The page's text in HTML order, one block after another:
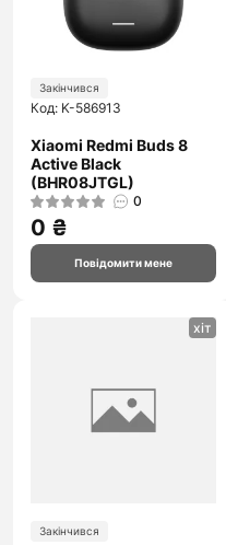
Закінчився
Код: K-586913
Xiaomi Redmi Buds 8
Active Black
(BHR08JTGL)
0
0 ₴
Повідомити мене
хіт
Закінчився